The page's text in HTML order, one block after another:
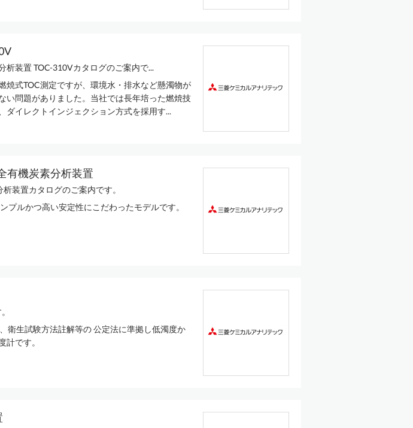
装置 TOC-310Vカタログのご案内で...
焼式TOC測定ですが、環境水・排水など懸濁物が
い問題がありました。当社では長年培った燃焼技
イレクトインジェクション方式を採用す...
有機炭素分析装置
装置カタログのご案内です。
プルかつ高い安定性にこだわったモデルです。
衛生試験方法註解等の 公定法に準拠し低濁度か
計です。